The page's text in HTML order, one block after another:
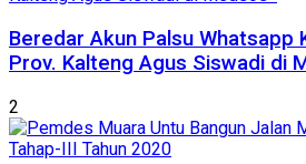
Beredar Akun Palsu Whatsapp
Prov. Kalteng Agus Siswadi di
2